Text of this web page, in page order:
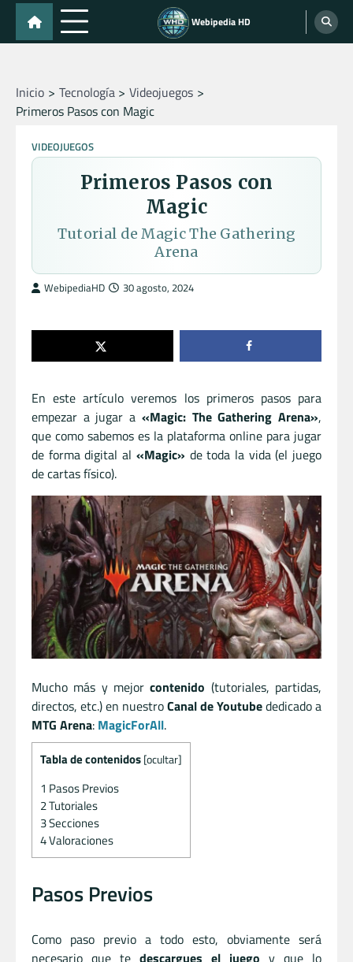
Skip
content
Webipedia HD
Inicio Tecnología
Videojuegos
Primeros Pasos con Magic
VIDEOJUEGOS
Primeros Pasos con
Magic
Tutorial de Magic The Gathering
Arena
WebipediaHD 30 agosto, 2024
En este artículo veremos los primeros pasos para
empezar a jugar a «Magic: The Gathering Arena»,
que como sabemos es la plataforma online para jugar
de forma digital al «Magic» de toda la vida (el juego
de cartas físico).
Mucho más y mejorcontenido (tutoriales, partidas,
directos, etc.) en nuestroCanal de Youtubededicado a
MTG Arena: MagicForAll.
Tabla de contenidos [ocultar]
1 Pasos Previos
2Tutoriales
3Secciones
4Valoraciones
Pasos Previos
Como paso previo a todo esto, obviamente será
necesario que te descargues el juego y que lo